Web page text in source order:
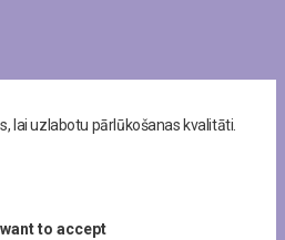
lai uzlabotu pārlūkošanas kvalitāti.
to accept